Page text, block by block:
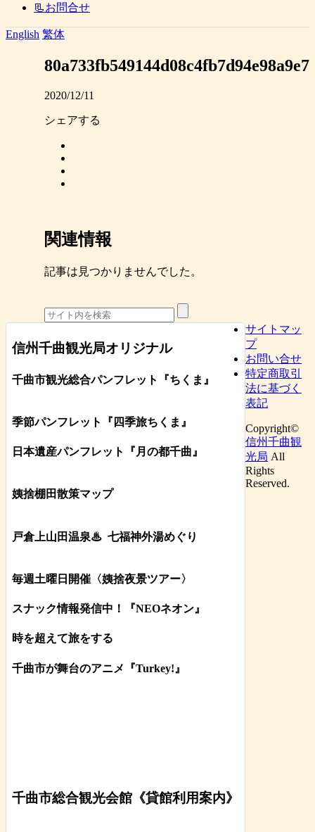
📃お問合せ
English 繁体
80a733fb549144d08c4fb7d94e98a9e7
2020/12/11
シェアする
関連情報
記事は見つかりませんでした。
信州千曲観光局オリジナル
千曲市観光総合パンフレット 『ちくま 』
季節パンフレット『四季旅ちくま』
日本遺産パンフレット 『月の都千曲 』
姨捨棚田散策マップ
戸倉上山田温泉♨ 七福神外湯めぐり
毎週土曜日開催〈姨捨夜景ツアー〉
スナック情報発信中！『NEOネオン』
時を超えて旅をする
千曲市が舞台のアニメ『Turkey!』
千曲市総合観光会館《貸館利用案内》
サイトマッ
プ
お問い合せ
特定商取引
法に基づく
表記
Copyright©
信州千曲観
光局 All
Rights
Reserved.